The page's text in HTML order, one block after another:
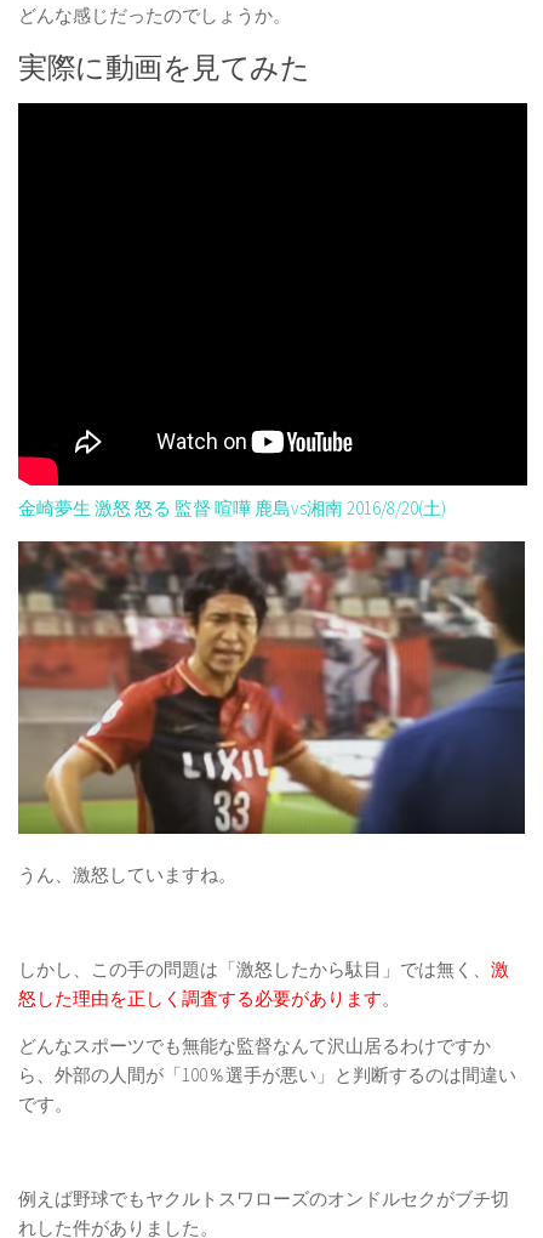
どんな感じだったのでしょうか。
実際に動画を見てみた
金崎夢生 激怒 怒る 監督 喧嘩 鹿島vs湘南 2016/8/20(土)
うん、激怒していますね。
しかし、この手の問題は「激怒したから駄目」では無く、 激
怒した理由を正しく調査する必要があります。
どんなスポーツでも無能な監督なんて沢山居るわけですか
ら、外部の人間が「100％選手が悪い」と判断するのは間違い
です。
例えば野球でもヤクルトスワローズのオンドルセクがブチ切
れした件がありました。